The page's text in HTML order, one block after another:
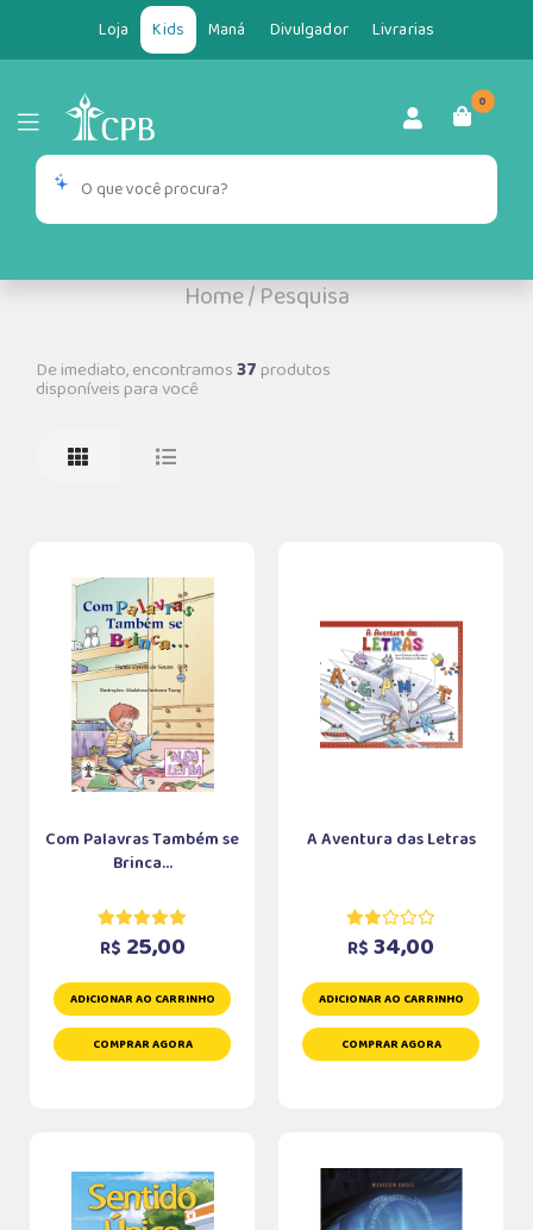
Loja Kids Maná Divulgador Livrarias
0
Home/Pesquisa
De imediato, encontramos37produtos
disponíveis para você
Com Palavras Também se
Brinca...
R$ 25,00
ADICIONAR AO CARRINHO
COMPRAR AGORA
A Aventura das Letras
R$ 34,00
ADICIONAR AO CARRINHO
COMPRAR AGORA